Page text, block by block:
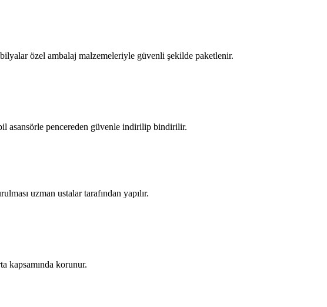
özel ambalaj malzemeleriyle güvenli şekilde paketlenir.
asansörle pencereden güvenle indirilip bindirilir.
uzman ustalar tarafından yapılır.
kapsamında korunur.